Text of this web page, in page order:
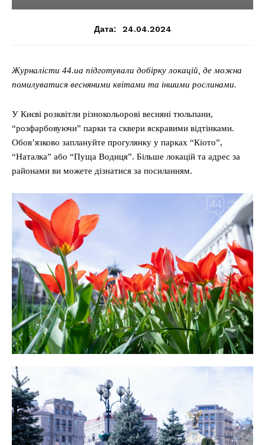
Дата: 24.04.2024
Журналісти 44.ua підготували добірку локацій, де можна
помилуватися весняними квітами та іншими рослинами.
У Києві розквітли різнокольорові весняні тюльпани,
“розфарбовуючи” парки та сквери яскравими відтінками.
Обов’язково заплануйте прогулянку у парках “Кіото”,
“Наталка” або “Пуща Водиця”. Більше локацій та адрес за
районами ви можете дізнатися за посиланням.